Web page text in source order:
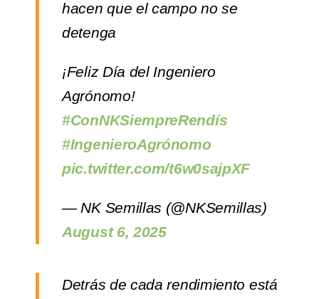
hacen que el campo no se
detenga
¡Feliz Día del Ingeniero
Agrónomo!
#ConNKSiempreRendís
#IngenieroAgrónomo
pic.twitter.com/t6w0sajpXF
— NK Semillas (@NKSemillas)
August 6, 2025
Detrás de cada rendimiento está